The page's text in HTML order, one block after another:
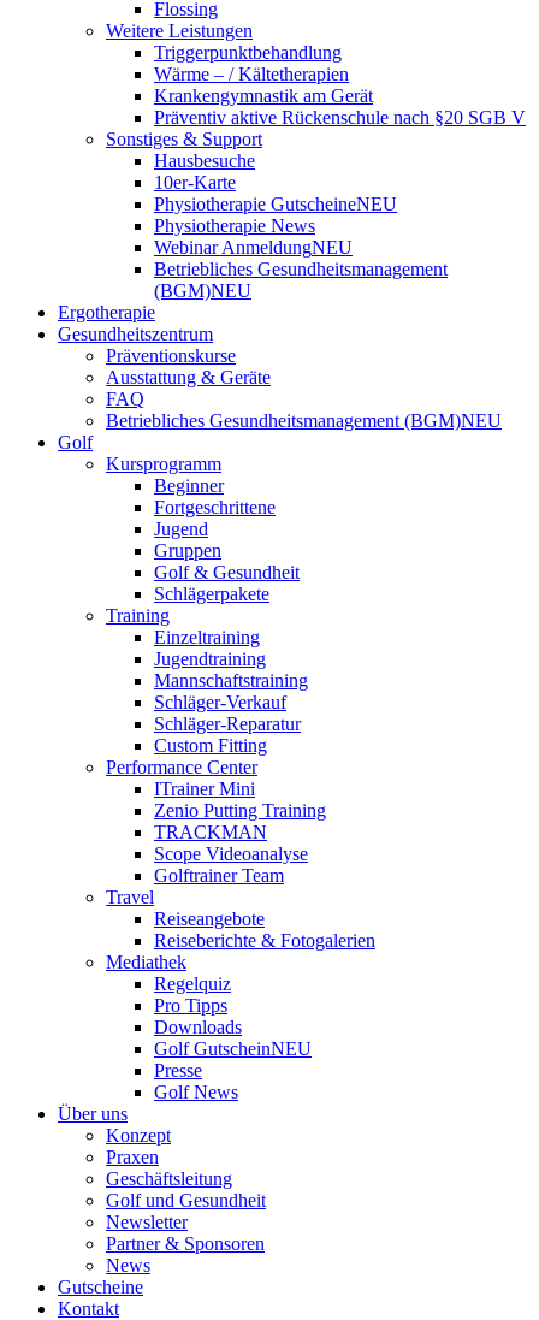
Flossing
Weitere Leistungen
Triggerpunktbehandlung
Wärme – / Kältetherapien
Krankengymnastik am Gerät
Präventiv aktive Rückenschule nach §20 SGB V
Sonstiges & Support
Hausbesuche
10er-Karte
Physiotherapie GutscheineNEU
Physiotherapie News
Webinar AnmeldungNEU
Betriebliches Gesundheitsmanagement
(BGM)NEU
Ergotherapie
Gesundheitszentrum
Präventionskurse
Ausstattung & Geräte
FAQ
Betriebliches Gesundheitsmanagement (BGM)NEU
Golf
Kursprogramm
Beginner
Fortgeschrittene
Jugend
Gruppen
Golf & Gesundheit
Schlägerpakete
Training
Einzeltraining
Jugendtraining
Mannschaftstraining
Schläger-Verkauf
Schläger-Reparatur
Custom Fitting
Performance Center
ITrainer Mini
Zenio Putting Training
TRACKMAN
Scope Videoanalyse
Golftrainer Team
Travel
Reiseangebote
Reiseberichte & Fotogalerien
Mediathek
Regelquiz
Pro Tipps
Downloads
Golf GutscheinNEU
Presse
Golf News
Über uns
Konzept
Praxen
Geschäftsleitung
Golf und Gesundheit
Newsletter
Partner & Sponsoren
News
Gutscheine
Kontakt